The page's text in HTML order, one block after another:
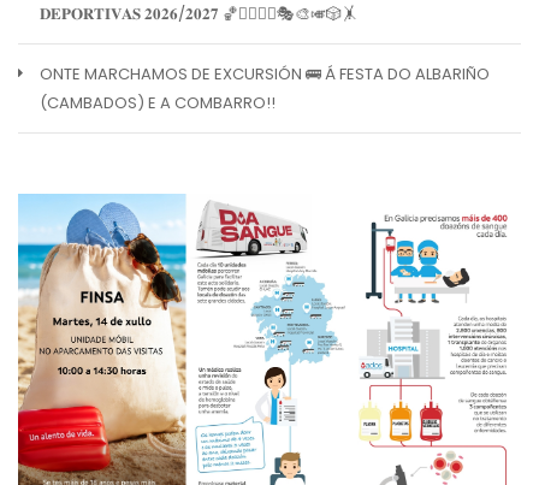
𝐃𝐄𝐏𝐎𝐑𝐓𝐈𝐕𝐀𝐒 𝟐𝟎𝟐𝟔/𝟐𝟎𝟐𝟕 🏀🏊‍♀️🧘‍♀️🎭🎨🎺🎲🤸
ONTE MARCHAMOS DE EXCURSIÓN 🚌 Á FESTA DO ALBARIÑO
(CAMBADOS) E A COMBARRO!!